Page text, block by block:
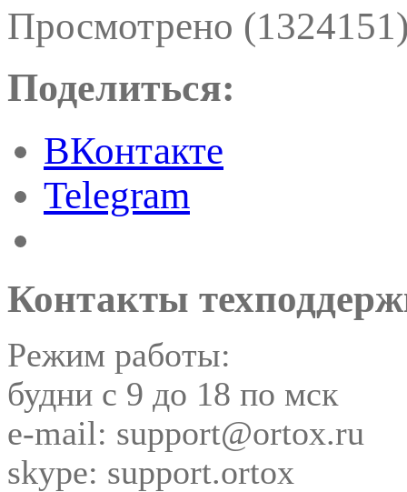
Просмотрено
Поделиться:
ВКонтакте
Telegram
Контакты
Режим работы:
будни с 9 до 18 по мск
e-mail: support@ortox.ru
skype: support.ortox